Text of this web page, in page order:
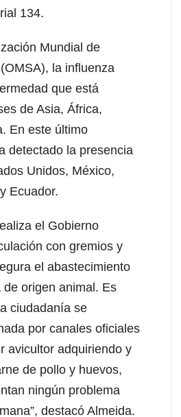
134.
Mundial de
la influenza
que está
de Asia, África,
En este último
detectado la presencia
Unidos, México,
Ecuador.
el Gobierno
con gremios y
el abastecimiento
origen animal. Es
ciudadanía se
por canales oficiales
avicultor adquiriendo y
de pollo y huevos,
ningún problema
destacó Almeida.